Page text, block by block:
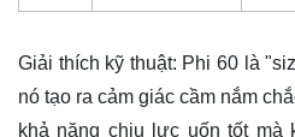
Giải thích kỹ thuật: Phi 60 là
nó tạo ra cảm giác cầm nắm
khả năng chịu lực uốn tốt mà